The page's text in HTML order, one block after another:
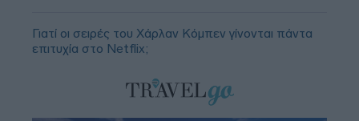
Γιατί οι σειρές του Χάρλαν Κόμπεν γίνονται πάντα
επιτυχία στο Netflix;